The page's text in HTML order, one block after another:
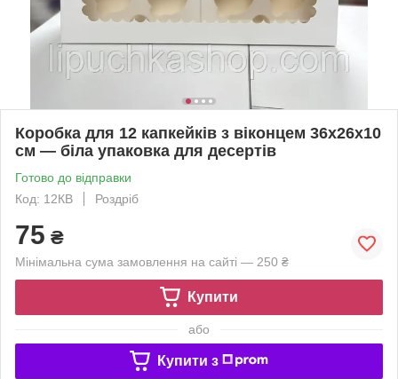
Коробка для 12 капкейків з віконцем 36х26х10
см — біла упаковка для десертів
Готово до відправки
Код: 12КВ
Роздріб
75 ₴
Мінімальна сума замовлення на сайті — 250 ₴
Купити
або
Купити з